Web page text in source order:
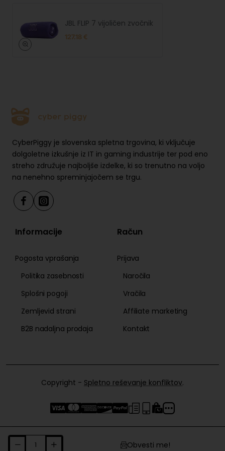
Obvesti me!
JBL FLIP 7 vijoličen zvočnik
127.18 €
CyberPiggy je slovenska spletna trgovina, ki vključuje
dolgoletne izkušnje iz IT in gaming industrije ter pod eno
streho združuje najboljše izdelke, ki so trenutno na voljo
na nenehno spreminjajočem se trgu.
Informacije
Pogosta vprašanja
Politika zasebnosti
Splošni pogoji
Zemljevid strani
B2B nadaljna prodaja
Račun
Prijava
Naročila
Vračila
Affiliate marketing
Kontakt
Copyright - Spletno reševanje konfliktov.